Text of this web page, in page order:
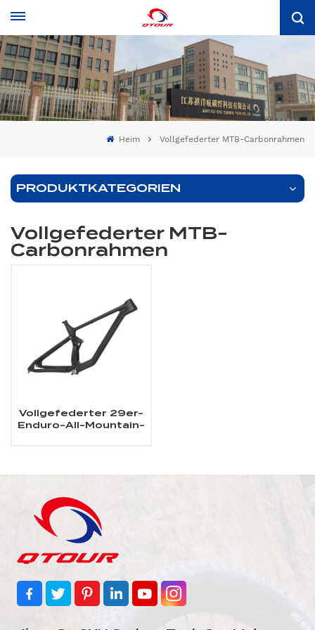
Heim Vollgefederter MTB-Carbonrahmen
PRODUKTKATEGORIEN
Vollgefederter MTB-
Carbonrahmen
Vollgefederter 29er-
Enduro-All-Mountain-